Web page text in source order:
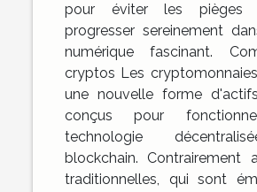
pour éviter les pièges
progresser sereinement
numérique fascinant.
cryptos Les
une nouvelle forme
conçus pour
technologie
blockchain. Contrairement
traditionnelles, qui sont